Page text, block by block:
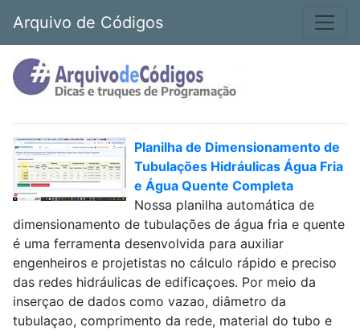
Arquivo de Códigos
Planilha de Dimensionamento de
Tubulações Hidráulicas Água Fria
e Água Quente Completa
Nossa planilha automática de
dimensionamento de tubulações de água fria e quente
é uma ferramenta desenvolvida para auxiliar
engenheiros e projetistas no cálculo rápido e preciso
das redes hidráulicas de edificaçoes. Por meio da
inserçao de dados como vazao, diâmetro da
tubulaçao, comprimento da rede, material do tubo e